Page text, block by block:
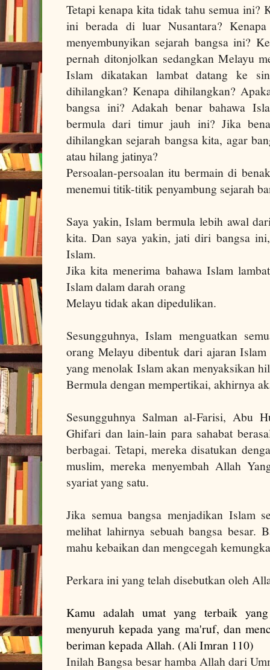
Tetapi kenapa kita tidak tahu semua ini?
ini berada di luar Nusantara?
menyembunyikan sejarah bangsa ini?
pernah ditonjolkan sedangkan Melayu
Islam dikatakan lambat datang ke
dihilangkan? Kenapa dihilangkan?
bangsa ini? Adakah benar bahawa
bermula dari timur jauh ini? Jika
dihilangkan sejarah bangsa kita, agar
atau hilang jatinya?
Persoalan-persoalan itu bermain di
menemui titik-titik penyambung sejarah
Saya yakin, Islam bermula lebih awal
kita. Dan saya yakin, jati diri bangsa
Islam.
Jika kita menerima bahawa Islam
Islam dalam darah orang
Melayu tidak akan dipedulikan.
Sesungguhnya, Islam menguatkan
orang Melayu dibentuk dari ajaran
yang menolak Islam akan menyaksikan
Bermula dengan mempertikai, akhirnya
Sesungguhnya Salman al-Farisi, Abu
Ghifari dan lain-lain para sahabat
berbagai. Tetapi, mereka disatukan
muslim, mereka menyembah Allah
syariat yang satu.
Jika semua bangsa menjadikan Islam
melihat lahirnya sebuah bangsa besar.
mahu kebaikan dan mengcegah
Perkara ini yang telah disebutkan oleh
Kamu adalah umat yang terbaik
menyuruh kepada yang ma'ruf, dan
beriman kepada Allah. (Ali Imran 110)
Inilah Bangsa besarhamba Allah dari